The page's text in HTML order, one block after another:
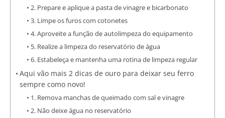
2. Prepare e aplique a pasta de vinagre e bicarbonato
3. Limpe os furos com cotonetes
4. Aproveite a função de autolimpeza do equipamento
5. Realize a limpeza do reservatório de água
6. Estabeleça e mantenha uma rotina de limpeza regular
Aqui vão mais 2 dicas de ouro para deixar seu ferro
sempre como novo!
1. Remova manchas de queimado com sal e vinagre
2. Não deixe água no reservatório